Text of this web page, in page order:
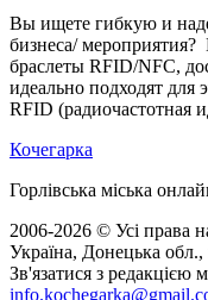
Вы ищете гибкую и
бизнеса/
браслеты RFID/NFC,
идеально подходят для
RFID (радиочастотная
Кочегарка
Горлівська міська
2006-2026 © Усі права
Україна, Донецька обл.,
Зв'язатися з редакцією